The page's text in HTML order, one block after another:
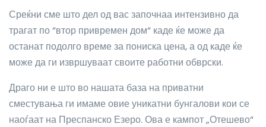
Среќни сме што дел од вас започнаа интензивно да
трагат по “втор привремен дом“ каде ќе може да
останат подолго време за пониска цена, а од каде ќе
може да ги извршуваат своите работни обврски.
Драго ни е што во нашата база на приватни
сместувања ги имаме овие уникатни бунгалови кои се
наоѓаат на Преспанско Езеро. Ова е кампот „Отешево“